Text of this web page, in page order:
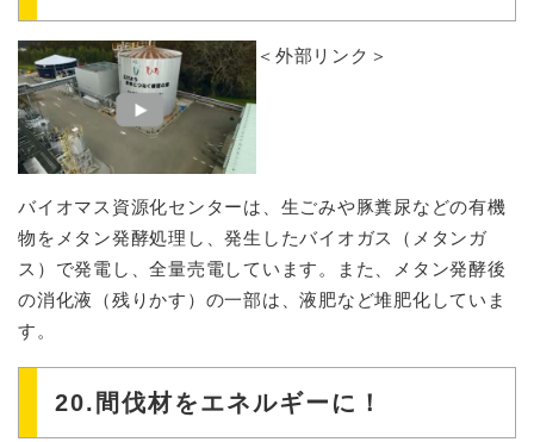
＜外部リンク＞
バイオマス資源化センターは、生ごみや豚糞尿などの有機
物をメタン発酵処理し、発生したバイオガス（メタンガ
ス）で発電し、全量売電しています。また、メタン発酵後
の消化液（残りかす）の一部は、液肥など堆肥化していま
す。
20.間伐材をエネルギーに！